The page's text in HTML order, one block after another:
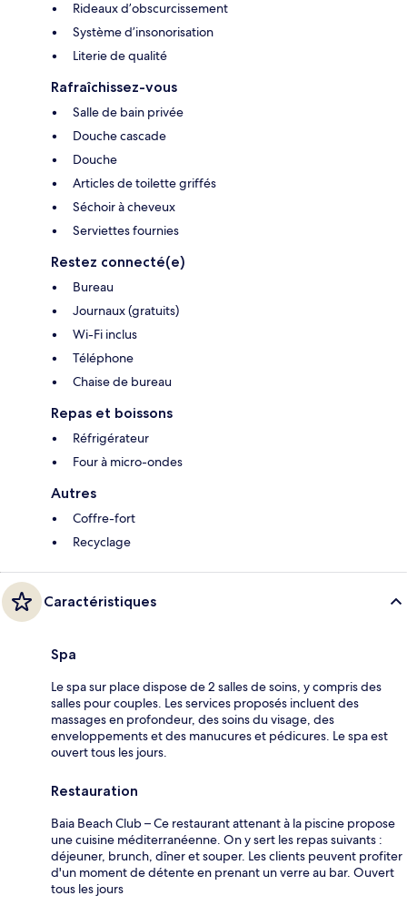
Rideaux d’obscurcissement
Système d’insonorisation
Literie de qualité
Rafraîchissez-vous
Salle de bain privée
Douche cascade
Douche
Articles de toilette griffés
Séchoir à cheveux
Serviettes fournies
Restez connecté(e)
Bureau
Journaux (gratuits)
Wi-Fi inclus
Téléphone
Chaise de bureau
Repas et boissons
Réfrigérateur
Four à micro-ondes
Autres
Coffre-fort
Recyclage
Caractéristiques
Spa
Le spa sur place dispose de 2 salles de soins, y compris des
salles pour couples. Les services proposés incluent des
massages en profondeur, des soins du visage, des
enveloppements et des manucures et pédicures. Le spa est
ouvert tous les jours.
Restauration
Baia Beach Club – Ce restaurant attenant à la piscine propose
une cuisine méditerranéenne. On y sert les repas suivants :
déjeuner, brunch, dîner et souper. Les clients peuvent profiter
d'un moment de détente en prenant un verre au bar. Ouvert
tous les jours